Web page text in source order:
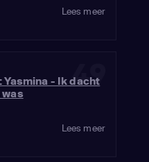
Lees meer
49
Yasmina - Ik dacht
was
Lees meer